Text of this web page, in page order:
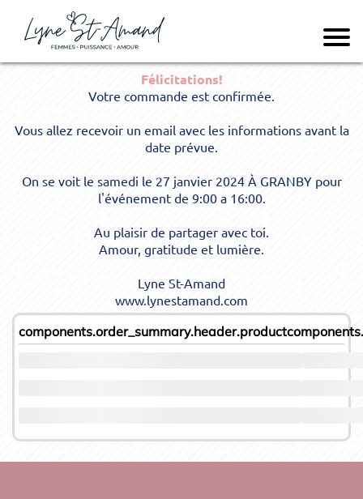
Félicitations!
Votre commande est confirmée.
Vous allez recevoir un email avec les informations avant la
date prévue.
On se voit le samedi le 27 janvier 2024 À GRANBY pour
l'événement de 9:00 a 16:00.
Au plaisir de partager avec toi.
Amour, gratitude et lumière.
Lyne St-Amand
www.lynestamand.com
components.order_summary.header.product